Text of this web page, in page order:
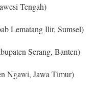
Tengah)
Lematang Ilir, Sumsel)
Serang, Banten)
Ngawi, Jawa Timur)